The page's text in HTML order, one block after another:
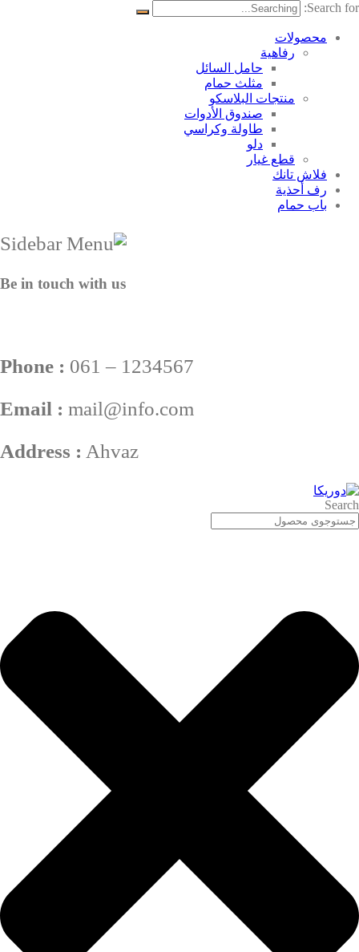
Search for:
محصولات
رفاهية
حامل السائل
مثلث حمام
منتجات البلاسکو
صندوق الأدوات
طاولة وكراسي
دلو
قطع غيار
فلاش تانك
رف أحذية
باب حمام
Be in touch with us
Phone : 061 – 1234567
Email : mail@info.com
Address : Ahvaz
Search